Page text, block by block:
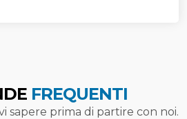
FREQUENTI
sapere prima di partire con noi.